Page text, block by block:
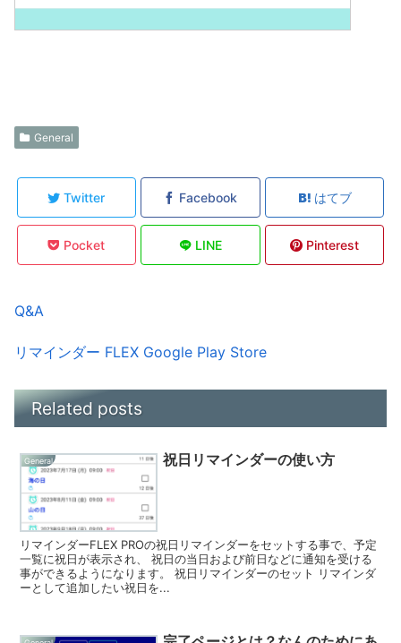
General
Twitter Facebook はてブ
Pocket LINE Pinterest
Q&A
リマインダー FLEX Google Play Store
Related posts
General 祝日リマインダーの使い方
リマインダーFLEX PROの祝日リマインダーをセットする事で、予定
一覧に祝日が表示され、 祝日の当日および前日などに通知を受ける
事ができるようになります。 祝日リマインダーのセット リマインダ
ーとして追加したい祝日を...